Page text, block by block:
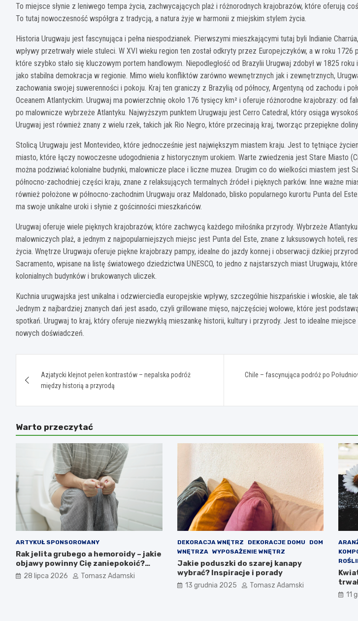
To miejsce słynie z leniwego tempa życia, zachwycających plaż i różnorodnych krajobrazów, które oferują
To tutaj nowoczesność współgra z tradycją, a natura żyje w harmonii z miejskim stylem życia.
Historia Urugwaju jest fascynująca i pełna niespodzianek. Pierwszymi mieszkającymi tutaj byli Indianie
wpływy przetrwały wiele stuleci. W XVI wieku region ten został odkryty przez Europejczyków, a w roku 1726
które szybko stało się kluczowym portem handlowym. Niepodległość od Brazylii Urugwaj zdobył w 1825 roku
jako stabilna demokracja w regionie. Mimo wielu konfliktów zarówno wewnętrznych jak i zewnętrznych,
zachowania swojej suwerenności i pokoju. Kraj ten graniczy z Brazylią od północy, Argentyną od zachodu i
Oceanem Atlantyckim. Urugwaj ma powierzchnię około 176 tysięcy km² i oferuje różnorodne krajobrazy: od
po malownicze wybrzeże Atlantyku. Najwyższym punktem Urugwaju jest Cerro Catedral, który osiąga
Urugwaj jest również znany z wielu rzek, takich jak Rio Negro, które przecinają kraj, tworząc przepiękne
Stolicą Urugwaju jest Montevideo, które jednocześnie jest największym miastem kraju. Jest to tętniące
miasto, które łączy nowoczesne udogodnienia z historycznym urokiem. Warte zwiedzenia jest Stare Miasto
można podziwiać kolonialne budynki, malownicze place i liczne muzea. Drugim co do wielkości miastem jest
północno-zachodniej części kraju, znane z relaksujących termalnych źródeł i pięknych parków. Inne ważne
również położone w północno-zachodnim Urugwaju oraz Maldonado, blisko popularnego kurortu Punta del
ma swoje unikalne uroki i słynie z gościnności mieszkańców.
Urugwaj oferuje wiele pięknych krajobrazów, które zachwycą każdego miłośnika przyrody. Wybrzeże
malowniczych plaż, a jednym z najpopularniejszych miejsc jest Punta del Este, znane z luksusowych hoteli,
życia. Wnętrze Urugwaju oferuje piękne krajobrazy pampy, idealne do jazdy konnej i obserwacji dzikiej
Sacramento, wpisane na listę światowego dziedzictwa UNESCO, to jedno z najstarszych miast Urugwaju,
kolonialnych budynków i brukowanych uliczek.
Kuchnia urugwajska jest unikalna i odzwierciedla europejskie wpływy, szczególnie hiszpańskie i włoskie, ale
Jednym z najbardziej znanych dań jest asado, czyli grillowane mięso, najczęściej wołowe, które jest
spotkań. Urugwaj to kraj, który oferuje niezwykłą mieszankę historii, kultury i przyrody. Jest to idealne miejsce
nowych doświadczeń.
wpisu
Azjatycki klejnot pełen kontrastów – nepalska podróż
między historią a przyrodą
Chile – fascynująca podróż po
Warto przeczytać
ARTYKUŁ SPONSOROWANY
Rak jelita grubego a hemoroidy – jakie
objawy powinny Cię zaniepokoić?
Diagnostyka i różnice
28 lipca 2026 Tomasz Adamski
DEKORACJA WNĘTRZ DEKORACJE DOMU
DOM
WNĘTRZA
WYPOSAŻENIE WNĘTRZ
Jakie poduszki do szarej kanapy
wybrać? Inspiracje i porady
13 grudnia 2025 Tomasz Adamski
11